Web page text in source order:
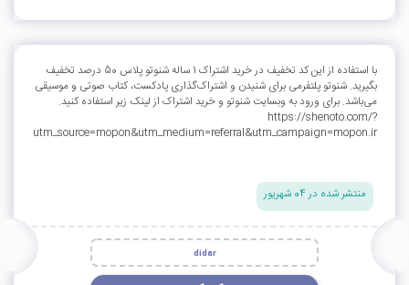
با استفاده از این کد تخفیف در خرید اشتراک 1 ساله شنوتو پلاس 50 درصد تخفیف
بگیرید. شنوتو پلتفرمی برای شنیدن و اشتراک‌گذاری پادکست، کتاب صوتی و موسیقی
می‌باشد. برای ورود به وبسایت شنوتو و خرید اشتراک از لینک زیر استفاده کنید.
https://shenoto.com/?
utm_source=mopon&utm_medium=referral&utm_campaign=mopon.ir
منتشر شده در 04 شهریور
didar